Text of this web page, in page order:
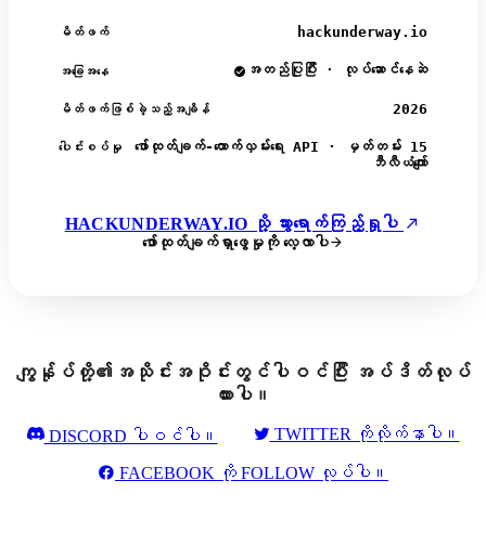
မိတ်ဖက် hackunderway.io
အခြေအနေ အတည်ပြုပြီး · လုပ်ဆောင်နေဆဲ
မိတ်ဖက်ဖြစ်ခဲ့သည့်အချိန် 2026
ပေါင်းစပ်မှု
ဖော်ထုတ်ချက်-ထောက်လှမ်းရေး API · မှတ်တမ်း 15
ဘီလီယံကျော်
HACKUNDERWAY.IO သို့ သွားရောက်ကြည့်ရှုပါ
ဖော်ထုတ်ချက်ရှာဖွေမှုကို လေ့လာပါ
ကျွန်ုပ်တို့၏အသိုင်းအဝိုင်းတွင်ပါဝင်ပြီး အပ်ဒိတ်လုပ်
ထားပါ။
DISCORD ပါဝင်ပါ။ TWITTER ကိုလိုက်နာပါ။
FACEBOOK ကို FOLLOW လုပ်ပါ။